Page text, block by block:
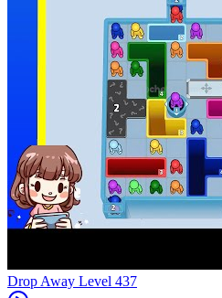
Level 437